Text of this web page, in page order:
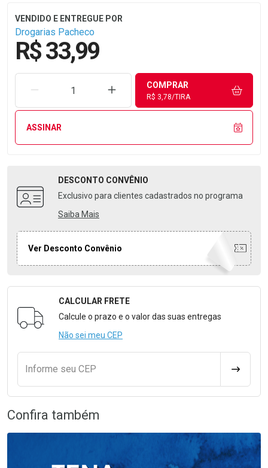
Drogarias Pacheco
R$ 33,99
REMOVER UMA UNIDADEAUMENTAR UMA UNIDADE
COMPRAR
R$ 3,78/TIRA
ASSINAR
DESCONTO CONVÊNIO
Exclusivo para clientes cadastrados no programa
Saiba Mais
Ver Desconto Convênio
Formulário para Calcular o Frete
CALCULAR FRETE
Calcule o prazo e o valor das suas entregas
Não sei meu CEP
Informe seu CEP
Confira também